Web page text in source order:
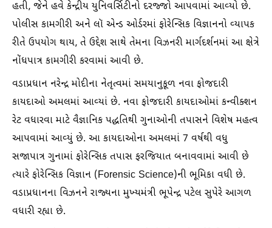
હતી, જેને હવે કેન્દ્રીય યુનિવર્સિટીનો દરજ્જો આપવામાં આવ્યો છે.
પોલીસ કામગીરી અને લૉ એન્ડ ઓર્ડરમાં ફોરેન્સિક વિજ્ઞાનનો વ્યાપક
રીતે ઉપયોગ થાય, તે ઉદ્દેશ સાથે તેમના વિઝનરી માર્ગદર્શનમાં આ ક્ષેત્રે
નોંધપાત્ર કામગીરી કરવામાં આવી છે.
વડાપ્રધાન નરેન્દ્ર મોદીના નેતૃત્વમાં સમયાનુકૂળ નવા ફોજદારી
કાયદાઓ અમલમાં આવ્યાં છે. નવા ફોજદારી કાયદાઓમાં કન્વીક્શન
રેટ વધારવા માટે વૈજ્ઞાનિક પદ્ધતિથી ગુનાઓની તપાસને વિશેષ મહત્વ
આપવામાં આવ્યું છે. આ કાયદાઓના અમલમાં 7 વર્ષથી વધુ
સજાપાત્ર ગુનામાં ફોરેન્સિક તપાસ ફરજિયાત બનાવવામાં આવી છે
ત્યારે ફોરેન્સિક વિજ્ઞાન (Forensic Science)ની ભૂમિકા વધી છે.
વડાપ્રધાનના વિઝનને રાજ્યના મુખ્યમંત્રી ભૂપેન્દ્ર પટેલ સુપેરે આગળ
વધારી રહ્યા છે.